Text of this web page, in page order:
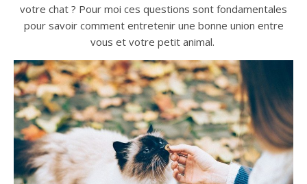
votre chat ? Pour moi ces questions sont fondamentales
pour savoir comment entretenir une bonne union entre
vous et votre petit animal.